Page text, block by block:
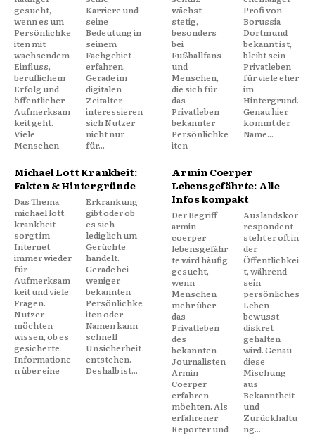
gesucht,
wenn es um
Persönlichke
iten mit
wachsendem
Einfluss,
beruflichem
Erfolg und
öffentlicher
Aufmerksam
keit geht.
Viele
Menschen
Karriere und
seine
Bedeutung in
seinem
Fachgebiet
erfahren.
Gerade im
digitalen
Zeitalter
interessieren
sich Nutzer
nicht nur
für...
wächst
stetig,
besonders
bei
Fußballfans
und
Menschen,
die sich für
das
Privatleben
bekannter
Persönlichke
iten
Profi von
Borussia
Dortmund
bekannt ist,
bleibt sein
Privatleben
für viele eher
im
Hintergrund.
Genau hier
kommt der
Name...
Michael Lott Krankheit:
Fakten & Hintergründe
Das Thema
michael lott
krankheit
sorgt im
Internet
immer wieder
für
Aufmerksam
keit und viele
Fragen.
Nutzer
möchten
wissen, ob es
gesicherte
Informatione
n über eine
Erkrankung
gibt oder ob
es sich
lediglich um
Gerüchte
handelt.
Gerade bei
weniger
bekannten
Persönlichke
iten oder
Namen kann
schnell
Unsicherheit
entstehen.
Deshalb ist...
Armin Coerper
Lebensgefährte: Alle
Infos kompakt
Der Begriff
armin
coerper
lebensgefähr
te wird häufig
gesucht,
wenn
Menschen
mehr über
das
Privatleben
des
bekannten
Journalisten
Armin
Coerper
erfahren
möchten. Als
erfahrener
Reporter und
Auslandskor
respondent
steht er oft in
der
Öffentlichkei
t, während
sein
persönliches
Leben
bewusst
diskret
gehalten
wird. Genau
diese
Mischung
aus
Bekanntheit
und
Zurückhaltu
ng...